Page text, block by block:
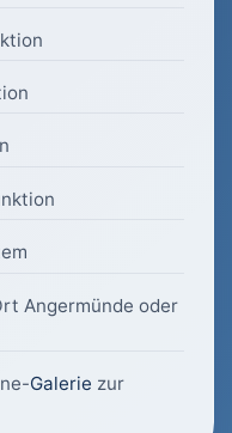
Angermünde oder
Galerie zur